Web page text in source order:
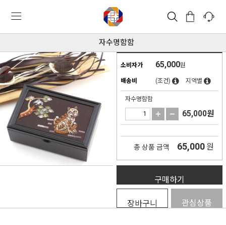
자수명함함
소비자가 65,000원
배송비 (조건) 지역별
자수명함함
65,000원
총 상품 금액 65,000 원
구매하기
장바구니 관심상품